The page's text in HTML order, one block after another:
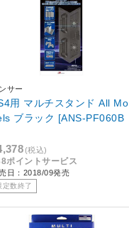
サー
用 マルチスタンド All Mo
ブラック [ANS-PF060B
(税込)
ポイントサービス
日：2018/09発売
定数終了